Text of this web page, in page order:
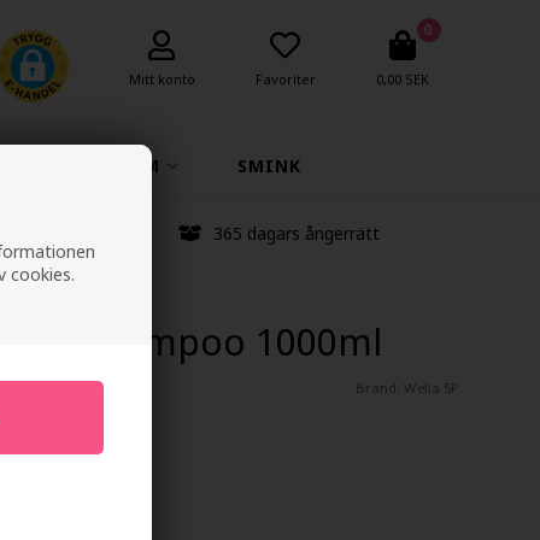
cookies.
Mitt konto Favoriter
0
0,00 SEK
PARFYM SMINK
365 dagars ångerrätt
Shampoo 1000ml
Brand: Wella SP